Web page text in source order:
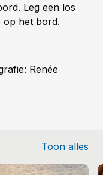
Leg een los
op het bord.
Renée
Toon alles